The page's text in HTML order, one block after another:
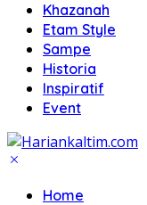
Khazanah
Etam Style
Sampe
Historia
Inspiratif
Event
Home